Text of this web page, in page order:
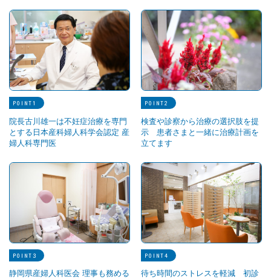
POINT
院長古川雄一は不妊症治療を専門
とする日本産科婦人科学会認定 産
婦人科専門医
POINT
検査や診察から治療の選択肢を提
示 患者さまと一緒に治療計画を
立てます
POINT
静岡県産婦人科医会 理事も務める
POINT
待ち時間のストレスを軽減 初診